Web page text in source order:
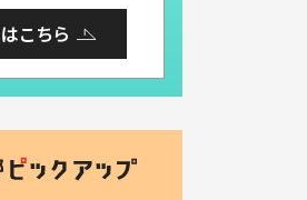
こちら